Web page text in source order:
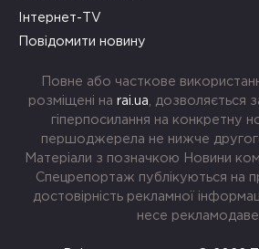
Інтернет-TV
Повідомити новину
Повне або часткове
розміщені на rai.ua , дозволяється
гіперпосилання на конкретну
першоджерела не нижче
Матеріали з позначкою Новини
Спецрепортаж публікуються на
достовірність рекламної
несе